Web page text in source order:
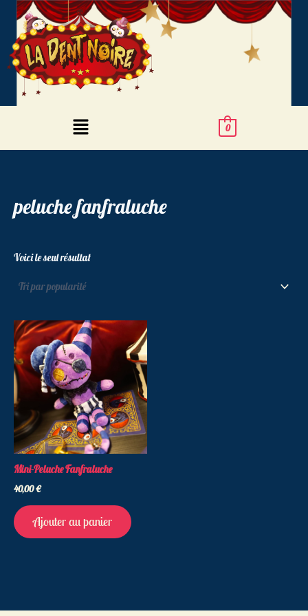
Aller
contenu
0
Menu
peluche fanfraluche
Voici le seul résultat
Mini-Peluche Fanfraluche
40,00€
Ajouter au panier